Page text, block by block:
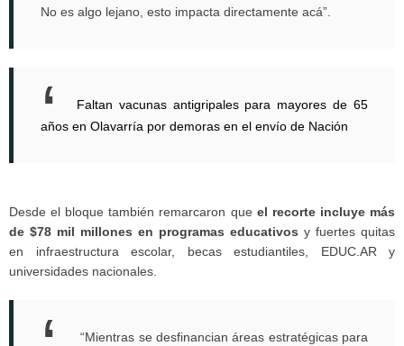
No es algo lejano, esto impacta directamente acá”.
Faltan vacunas antigripales para mayores de 65
años en Olavarría por demoras en el envío de Nación
Desde el bloque también remarcaron que el recorte incluye más
de $78 mil millones en programas educativos y fuertes quitas
en infraestructura escolar, becas estudiantiles, EDUC.AR y
universidades nacionales.
“Mientras se desfinancian áreas estratégicas para